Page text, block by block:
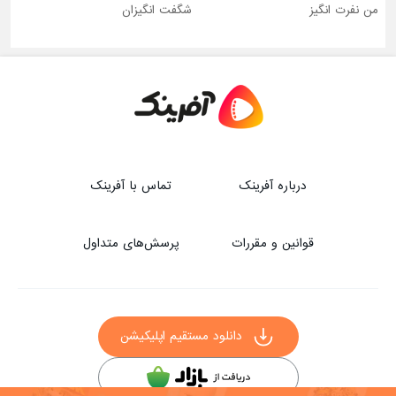
من نفرت انگیز شگفت انگیزان
درباره آفرینک تماس با آفرینک
قوانین و مقررات پرسش‌های متداول
دانلود مستقیم اپلیکیشن